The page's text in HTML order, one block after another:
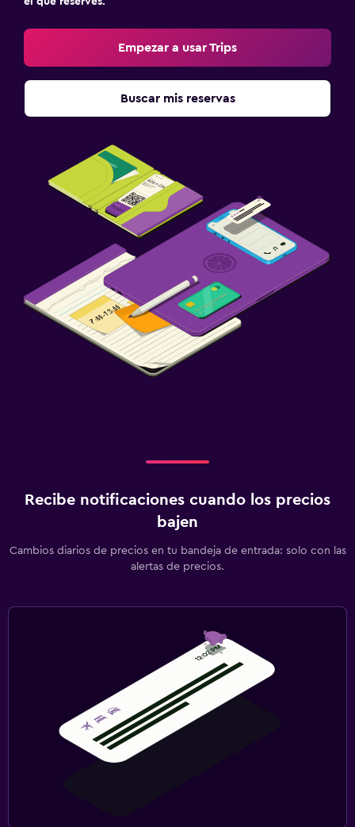
Empezar a usar Trips
Buscar mis reservas
Recibe notificaciones cuando los precios
bajen
Cambios diarios de precios en tu bandeja de entrada: solo con las
alertas de precios.